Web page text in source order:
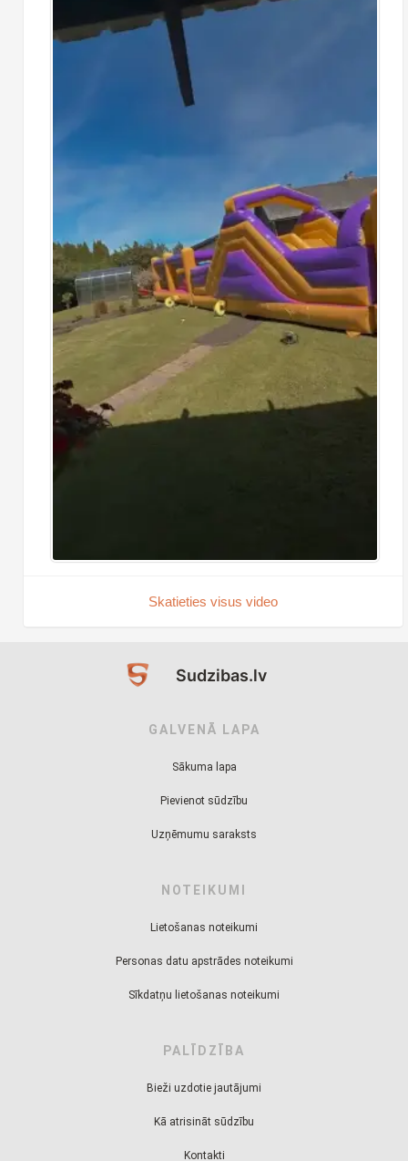
Skatieties visus video
Sudzibas.lv
GALVENĀ LAPA
Sākuma lapa
Pievienot sūdzību
Uzņēmumu saraksts
NOTEIKUMI
Lietošanas noteikumi
Personas datu apstrādes noteikumi
Sīkdatņu lietošanas noteikumi
PALĪDZĪBA
Bieži uzdotie jautājumi
Kā atrisināt sūdzību
Kontakti